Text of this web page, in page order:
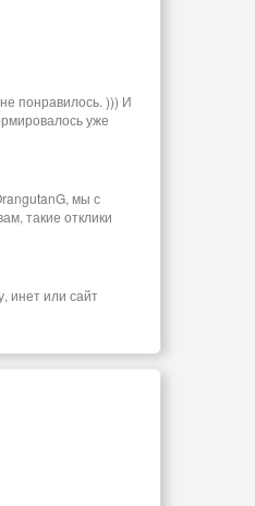
понравилось. ))) И
уже
мы с
такие отклики
инет или сайт